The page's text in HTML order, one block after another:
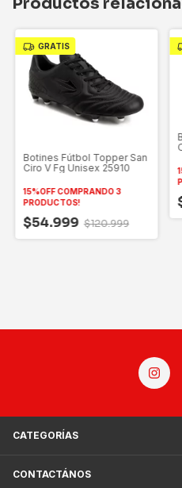
GRATIS
Botines Fútbol Topper San
Ciro V Fg Unisex 25910
15%OFF COMPRANDO 3
PRODUCTOS!
$54.999 $120.999
CATEGORÍAS
CONTACTÁNOS